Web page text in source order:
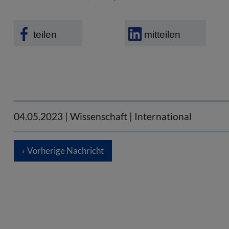
teilen mitteilen
04.05.2023 | Wissenschaft | International
Vorherige Nachricht